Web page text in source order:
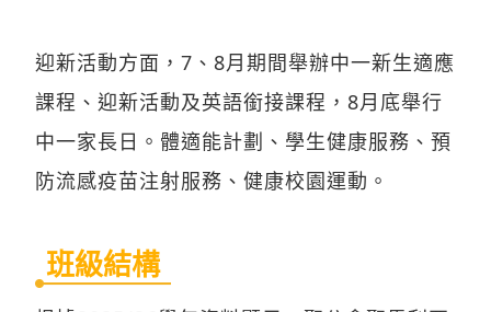
迎新活動方面，7、8月期間舉辦中一新生適應
課程、迎新活動及英語銜接課程，8月底舉行
中一家長日。體適能計劃、學生健康服務、預
防流感疫苗注射服務、健康校園運動。
班級結構